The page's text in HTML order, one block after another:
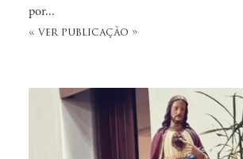
por...
« ver publicação »